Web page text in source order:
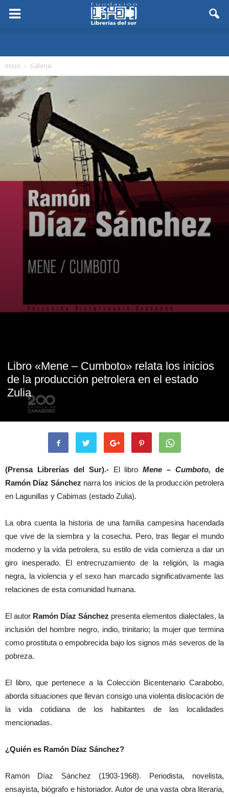
Inicio Galeria
Libro «Mene – Cumboto» relata los inicios
de la producción petrolera en el estado
Zulia
(Prensa Librerías del Sur).- El libro Mene – Cumboto,de
Ramón Díaz Sánchez narra los inicios de la producción petrolera
en Lagunillas y Cabimas (estado Zulia).
La obra cuenta la historia de una familia campesina hacendada
que vive de la siembra y la cosecha. Pero, tras llegar el mundo
moderno y la vida petrolera, su estilo de vida comienza a dar un
giro inesperado. El entrecruzamiento de la religión, la magia
negra, la violencia y el sexo han marcado significativamente las
relaciones de esta comunidad humana.
El autor Ramón Díaz Sánchez presenta elementos dialectales, la
inclusión del hombre negro, indio, trinitario; la mujer que termina
como prostituta o empobrecida bajo los signos más severos de la
pobreza.
El libro, que pertenece a la Colección Bicentenario Carabobo,
aborda situaciones que llevan consigo una violenta dislocación de
la vida cotidiana de los habitantes de las localidades
mencionadas.
¿Quién es Ramón Díaz Sánchez?
Ramón Díaz Sánchez (1903-1968). Periodista, novelista,
ensayista, biógrafo e historiador. Autor de una vasta obra literaria,